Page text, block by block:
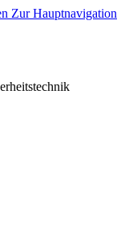
Zur Hauptnavigation